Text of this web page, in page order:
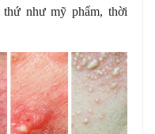
như mỹ phẩm, thời